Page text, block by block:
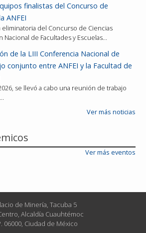
finalistas del Concurso de
ANFEI
eliminatoria del Concurso de Ciencias
Nacional de Facultades y Escuelas…
de la LIII Conferencia Nacional de
conjunto entre ANFEI y la Facultad de
se llevó a cabo una reunión de trabajo
Ver más noticias
Ver más eventos
de Minería, Tacuba 5
Alcaldía Cuauhtémoc
06000, Ciudad de México